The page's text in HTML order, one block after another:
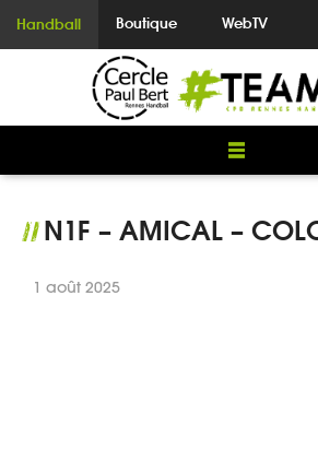
Handball Boutique WebTV
//N1F – AMICAL –
1 août 2025